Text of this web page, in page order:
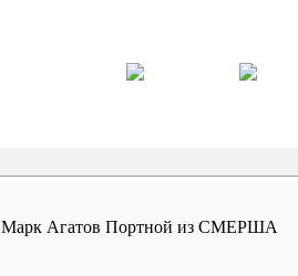
Марк Агатов Портной из СМЕРША